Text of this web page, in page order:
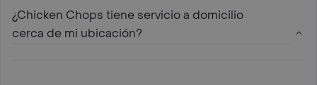
¿Chicken Chops tiene servicio a domicilio
cerca de mi ubicación?